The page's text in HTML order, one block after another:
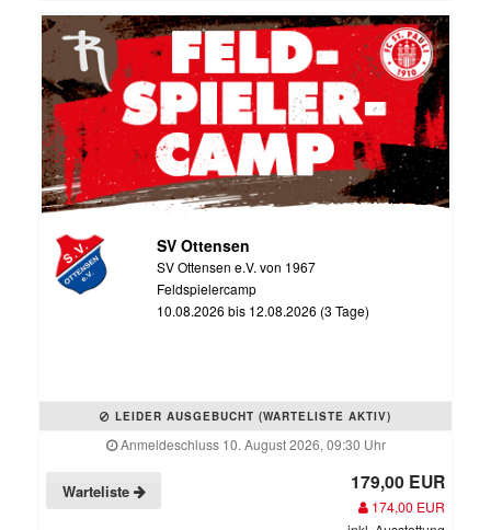
SV Ottensen
SV Ottensen e.V. von 1967
Feldspielercamp
10.08.2026 bis 12.08.2026 (3 Tage)
LEIDER AUSGEBUCHT (WARTELISTE AKTIV)
Anmeldeschluss 10. August 2026, 09:30 Uhr
Warteliste 179,00 EUR
174,00 EUR